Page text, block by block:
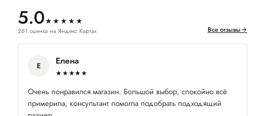
5.0★★★★★
261 оценка на Яндекс Картах Все отзывы→
Е Елена
★★★★★
Очень понравился магазин. Большой выбор, спокойно всё
примерила, консультант помогла подобрать подходящий